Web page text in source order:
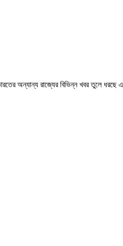
অন্যান্য রাজ্যের বিভিন্ন খবর তুলে ধরছে